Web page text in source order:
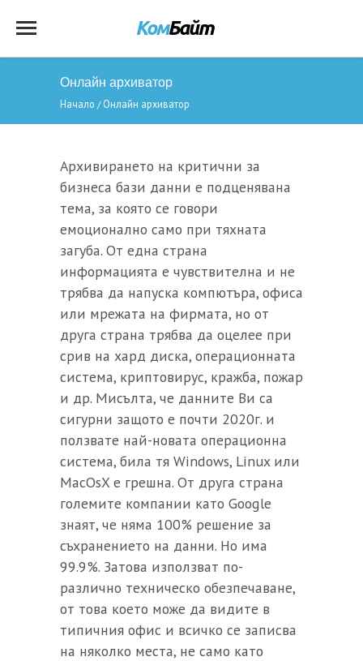
Онлайн архиватор
Начало / Онлайн архиватор
Архивирането на критични за
бизнеса бази данни е подценявана
тема, за която се говори
емоционално само при тяхната
загуба. От една страна
информацията е чувствителна и не
трябва да напуска компютъра, офиса
или мрежата на фирмата, но от
друга страна трябва да оцелее при
срив на хард диска, операционната
система, криптовирус, кражба, пожар
и др. Мисълта, че данните Ви са
сигурни защото е почти 2020г. и
ползвате най-новата операционна
система, била тя Windows, Linux или
MacOsX е грешна. От друга страна
големите компании като Google
знаят, че няма 100% решение за
съхранението на данни. Но има
99.9%. Затова използват по-
различно техническо обезпечаване,
от това което може да видите в
типичния офис и всичко се записва
на няколко места, не само като